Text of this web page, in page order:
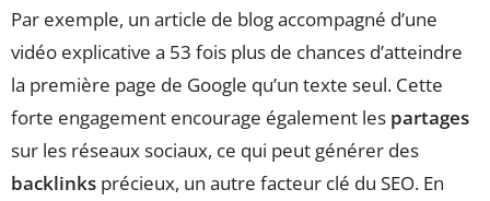
Par exemple, un article de blog accompagné d’une
vidéo explicative a 53 fois plus de chances d’atteindre
la première page de Google qu’un texte seul. Cette
forte engagement encourage également les partages
sur les réseaux sociaux, ce qui peut générer des
backlinks précieux, un autre facteur clé du SEO. En